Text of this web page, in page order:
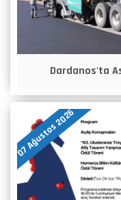
Dardanos'ta
07 Ağustos 2026